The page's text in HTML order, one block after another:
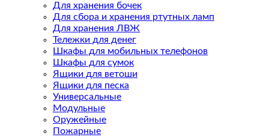
Для хранения бочек
Для сбора и хранения ртутных ламп
Для хранения ЛВЖ
Тележки для денег
Шкафы для мобильных телефонов
Шкафы для сумок
Ящики для ветоши
Ящики для песка
Универсальные
Модульные
Оружейные
Пожарные